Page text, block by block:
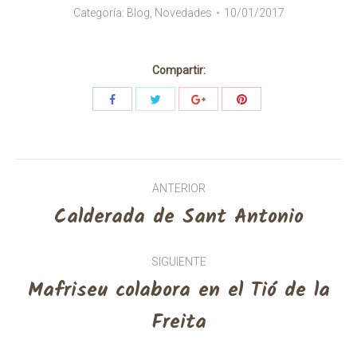
Categoría: Blog Novedades 10/01/2017
Compartir:
navigation
ANTERIOR
Previous
Calderada de Sant Antonio
SIGUIENTE
post:
Mafriseu colabora en el Tió de la
Freita